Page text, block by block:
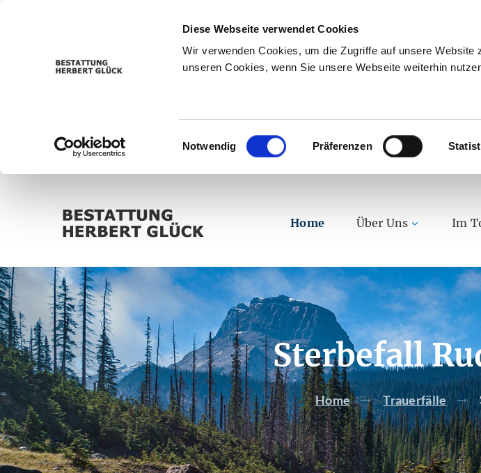
Diese Webseite verwendet Cookies
Wir verwenden Cookies, um die Zugriffe auf unsere Website
unseren Cookies, wenn Sie unsere Webseite weiterhin
Einwilligungsauswahl
Notwendig Präferenzen
Home Über Uns Im
Sterbefall
Home Trauerfälle